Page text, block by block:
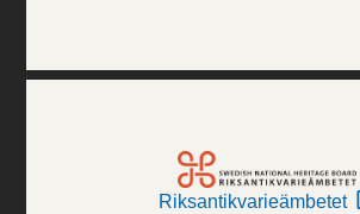
Riksantikvarieämbetet